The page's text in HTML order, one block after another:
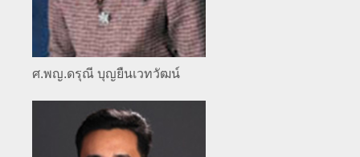
ศ.พญ.ดรุณี บุญยืนเวทวัฒน์